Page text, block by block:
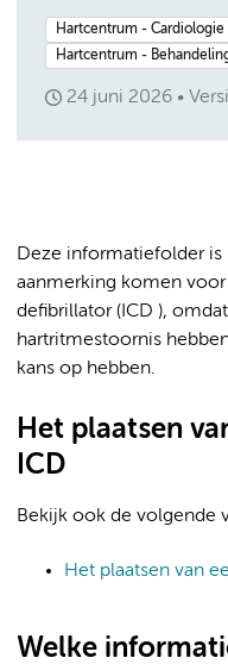
Hartcentrum - Cardiologie
Hartcentrum -
24 juni 2026
Deze informatiefolder
aanmerking komen
defibrillator (ICD ),
hartritmestoornis
kans op hebben.
Het plaatsen
ICD
Bekijk ook de volgende
Het plaatsen van
Welke